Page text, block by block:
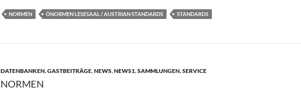
e
b
o
k
to
d
o
ail le
n
NORMEN ÖNORMEN LESESAAL / AUSTRIAN STANDARDS STANDARDS
DATENBANKEN,GASTBEITRÄGE,NEWS,NEWS1,SAMMLUNGEN,SERVICE
NORMEN